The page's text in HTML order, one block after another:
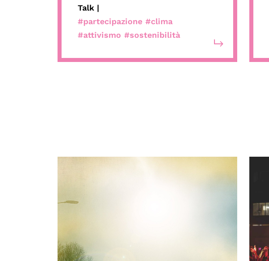
Talk |
#partecipazione #clima
#attivismo #sostenibilità